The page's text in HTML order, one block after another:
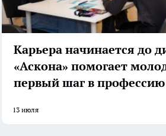
Карьера начинается до
«Аскона» помогает
первый шаг в профессию
13 июля